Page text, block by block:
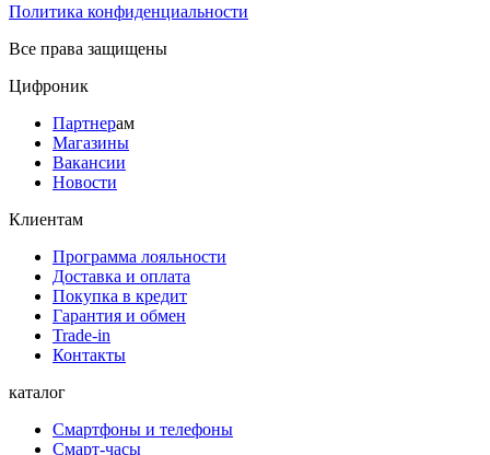
Политика конфиденциальности
Все права защищены
Цифроник
Партнерам
Магазины
Вакансии
Новости
Клиентам
Программа лояльности
Доставка и оплата
Покупка в кредит
Гарантия и обмен
Trade-in
Контакты
каталог
Смартфоны и телефоны
Смарт-часы